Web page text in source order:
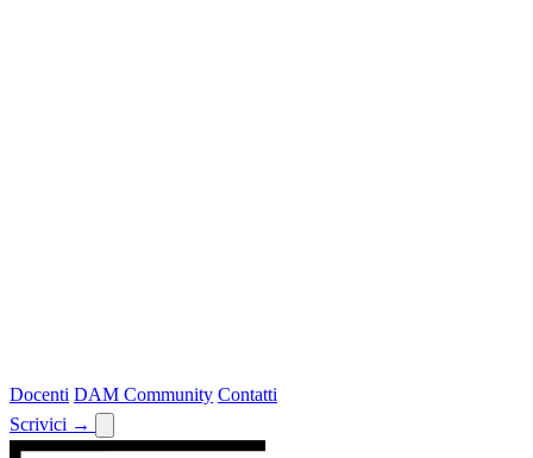
Docenti DAM Community Contatti
Scrivici →